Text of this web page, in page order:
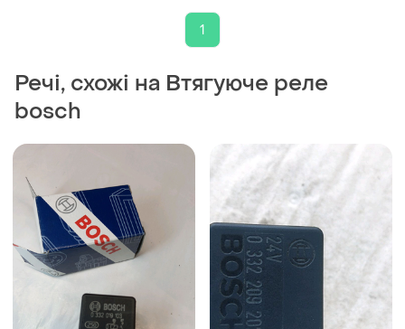
1
Речі, схожі на Втягуюче реле
bosch